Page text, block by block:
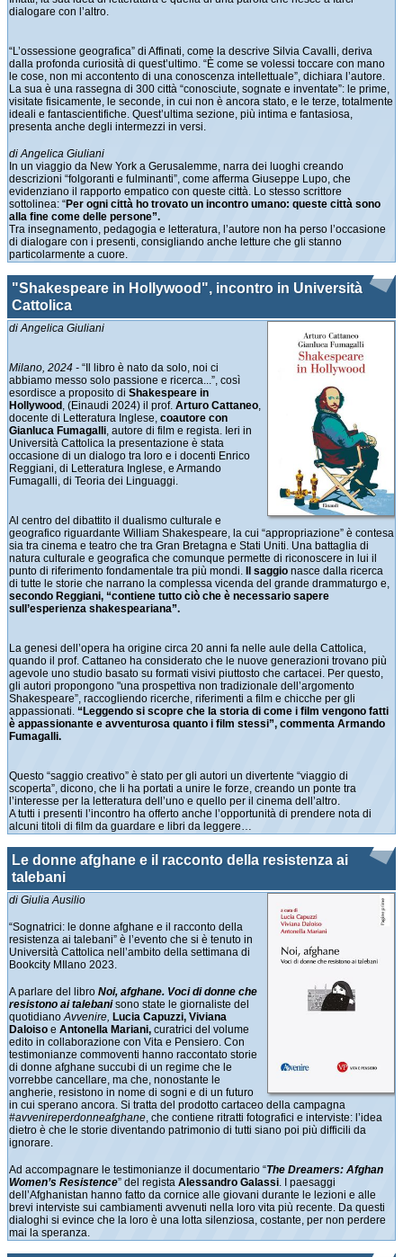
dialogare con l’altro.
“L’ossessione geografica” di Affinati, come la descrive Silvia Cavalli, deriva
dalla profonda curiosità di quest’ultimo. “È come se volessi toccare con mano
le cose, non mi accontento di una conoscenza intellettuale”, dichiara l’autore.
La sua è una rassegna di 300 città “conosciute, sognate e inventate”: le prime,
visitate fisicamente, le seconde, in cui non è ancora stato, e le terze, totalmente
ideali e fantascientifiche. Quest’ultima sezione, più intima e fantasiosa,
presenta anche degli intermezzi in versi.
di Angelica Giuliani
In un viaggio da New York a Gerusalemme, narra dei luoghi creando
descrizioni “folgoranti e fulminanti”, come afferma Giuseppe Lupo, che
evidenziano il rapporto empatico con queste città. Lo stesso scrittore
sottolinea: “Per ogni città ho trovato un incontro umano: queste città sono
alla fine come delle persone”.
Tra insegnamento, pedagogia e letteratura, l’autore non ha perso l’occasione
di dialogare con i presenti, consigliando anche letture che gli stanno
particolarmente a cuore.
"Shakespeare in Hollywood", incontro in Università
Cattolica
di Angelica Giuliani
Milano, 2024 - “Il libro è nato da solo, noi ci
abbiamo messo solo passione e ricerca...”, così
esordisce a proposito di Shakespeare in
Hollywood , (Einaudi 2024) il prof. Arturo Cattaneo
docente di Letteratura Inglese, coautore con
Gianluca Fumagalli , autore di film e regista. Ieri in
Università Cattolica la presentazione è stata
occasione di un dialogo tra loro e i docenti Enrico
Reggiani, di Letteratura Inglese, e Armando
Fumagalli, di Teoria dei Linguaggi.
Al centro del dibattito il dualismo culturale e
geografico riguardante William Shakespeare, la cui “appropriazione” è contesa
sia tra cinema e teatro che tra Gran Bretagna e Stati Uniti. Una battaglia di
natura culturale e geografica che comunque permette di riconoscere in lui il
punto di riferimento fondamentale tra più mondi. Il saggio nasce dalla ricerca
di tutte le storie che narrano la complessa vicenda del grande drammaturgo e,
secondo Reggiani, “contiene tutto ciò che è necessario sapere
sull’esperienza shakespeariana”.
La genesi dell’opera ha origine circa 20 anni fa nelle aule della Cattolica,
quando il prof. Cattaneo ha considerato che le nuove generazioni trovano più
agevole uno studio basato su formati visivi piuttosto che cartacei. Per questo,
gli autori propongono "una prospettiva non tradizionale dell’argomento
Shakespeare”, raccogliendo ricerche, riferimenti a film e chicche per gli
appassionati. “Leggendo si scopre che la storia di come i film vengono fatti
è appassionante e avventurosa quanto i film stessi”, commenta Armando
Fumagalli.
Questo “saggio creativo” è stato per gli autori un divertente “viaggio di
scoperta”, dicono, che li ha portati a unire le forze, creando un ponte tra
l’interesse per la letteratura dell’uno e quello per il cinema dell’altro.
A tutti i presenti l’incontro ha offerto anche l’opportunità di prendere nota di
alcuni titoli di film da guardare e libri da leggere…
Le donne afghane e il racconto della resistenza ai
talebani
di Giulia Ausilio
“Sognatrici: le donne afghane e il racconto della
resistenza ai talebani” è l’evento che si è tenuto in
Università Cattolica nell’ambito della settimana di
Bookcity MIlano 2023.
A parlare del libro Noi, afghane. Voci di donne che
resistono ai talebanisono state le giornaliste del
quotidiano Avvenire, Lucia Capuzzi, Viviana
Daloiso e Antonella Mariani, curatrici del volume
edito in collaborazione con Vita e Pensiero. Con
testimonianze commoventi hanno raccontato storie
di donne afghane succubi di un regime che le
vorrebbe cancellare, ma che, nonostante le
angherie, resistono in nome di sogni e di un futuro
in cui sperano ancora. Si tratta del prodotto cartaceo della campagna
#avvenireperdonneafghane , che contiene ritratti fotografici e interviste: l’idea
dietro è che le storie diventando patrimonio di tutti siano poi più difficili da
ignorare.
Ad accompagnare le testimonianze il documentario “The Dreamers: Afghan
Women’s Resistence” del regista Alessandro Galassi . I paesaggi
dell’Afghanistan hanno fatto da cornice alle giovani durante le lezioni e alle
brevi interviste sui cambiamenti avvenuti nella loro vita più recente. Da questi
dialoghi si evince che la loro è una lotta silenziosa, costante, per non perdere
mai la speranza.